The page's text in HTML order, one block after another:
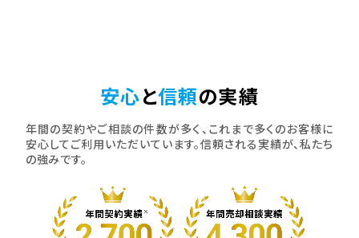
安心と信頼の実績
年間の契約やご相談の件数が多く、これまで多くのお客様に
安心してご利用いただいています。信頼される実績が、私たち
の強みです。